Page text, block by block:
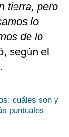
tierra, pero
lo
de lo
según el
cuáles son y
puntuales